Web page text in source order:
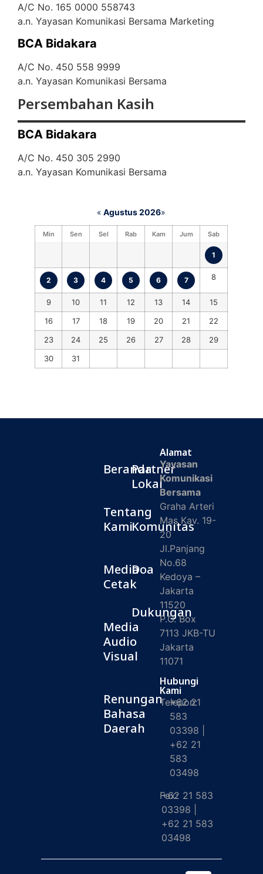
A/C No. 165 0000 558743
a.n. Yayasan Komunikasi Bersama Marketing
BCA Bidakara
A/C No. 450 558 9999
a.n. Yayasan Komunikasi Bersama
Persembahan Kasih
BCA Bidakara
A/C No. 450 305 2990
a.n. Yayasan Komunikasi Bersama
« Agustus 2026»
Min Sen Sel Rab Kam Jum Sab
1
2 3 4 5 6 7 8
9 10 11 12 13 14
15
16
17 18 19 20 21
22
23
24 25 26 27 28
29
30
31
Beranda
Tentang
Kami
Media
Cetak
Media
Audio
Visual
Renungan
Bahasa
Daerah
Partner
Lokal
Komunitas
Doa
Dukungan
Alamat
Yayasan
Komunikasi
Bersama
Graha Arteri
Mas Kav. 19-
20
Jl.Panjang
No.68
Kedoya –
Jakarta
11520
P.O. Box
7113 JKB-TU
Jakarta
11071
Hubungi
Kami
Telepon:
+62 21
583
03398 |
+62 21
583
03498
Fax:
+62 21 583
03398 |
+62 21 583
03498